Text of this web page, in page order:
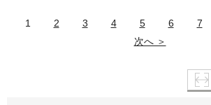
1 2 3 4 5 6 7
次へ ＞